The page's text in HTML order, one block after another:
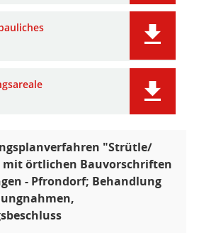
"Strütle/
mit örtlichen Bauvorschriften
- Pfrondorf; Behandlung